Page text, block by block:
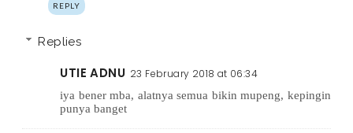
REPLY
Replies
UTIE ADNU 23 February 2018 at 06:34
iya bener mba, alatnya semua bikin mupeng, kepingin
punya banget